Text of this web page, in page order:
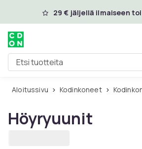
Ohita ja siirry pääsisältöön
29 € jäljellä ilmaiseen
Etsi tuotteita
Aloitussivu Kodinkoneet
Höyryuunit